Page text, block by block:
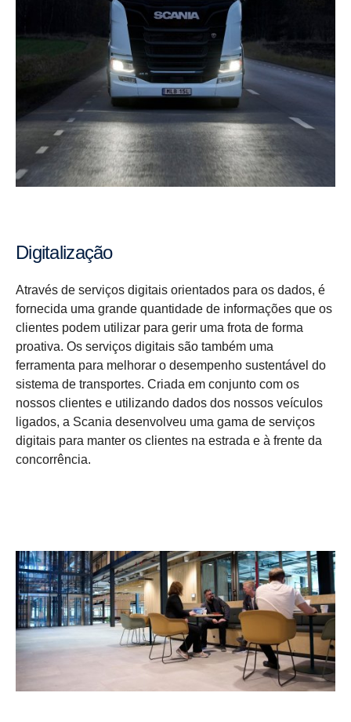
Digita­li­zação
Através de serviços digitais orientados para os dados, é
fornecida uma grande quantidade de informações que os
clientes podem utilizar para gerir uma frota de forma
proativa. Os serviços digitais são também uma
ferramenta para melhorar o desempenho sustentável do
sistema de transportes. Criada em conjunto com os
nossos clientes e utilizando dados dos nossos veículos
ligados, a Scania desenvolveu uma gama de serviços
digitais para manter os clientes na estrada e à frente da
concorrência.